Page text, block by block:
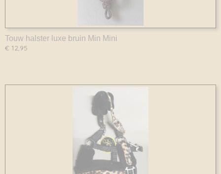
Touw halster luxe bruin Min Mini
€ 12,95